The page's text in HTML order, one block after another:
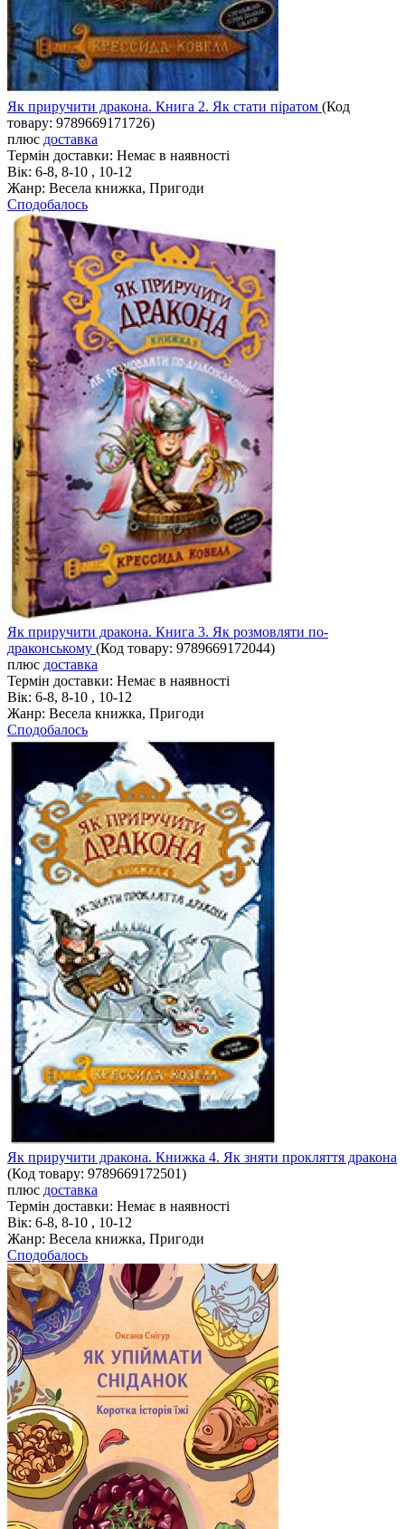
Як приручити дракона. Книга 2. Як стати піратом (Код
товару: 9789669171726)
плюс доставка
Термін доставки: Немає в наявності
Вік: 6-8, 8-10 , 10-12
Жанр: Весела книжка, Пригоди
Сподобалось
Як приручити дракона. Книга 3. Як розмовляти по-
драконському (Код товару: 9789669172044)
плюс доставка
Термін доставки: Немає в наявності
Вік: 6-8, 8-10 , 10-12
Жанр: Весела книжка, Пригоди
Сподобалось
Як приручити дракона. Книжка 4. Як зняти прокляття дракона
(Код товару: 9789669172501)
плюс доставка
Термін доставки: Немає в наявності
Вік: 6-8, 8-10 , 10-12
Жанр: Весела книжка, Пригоди
Сподобалось